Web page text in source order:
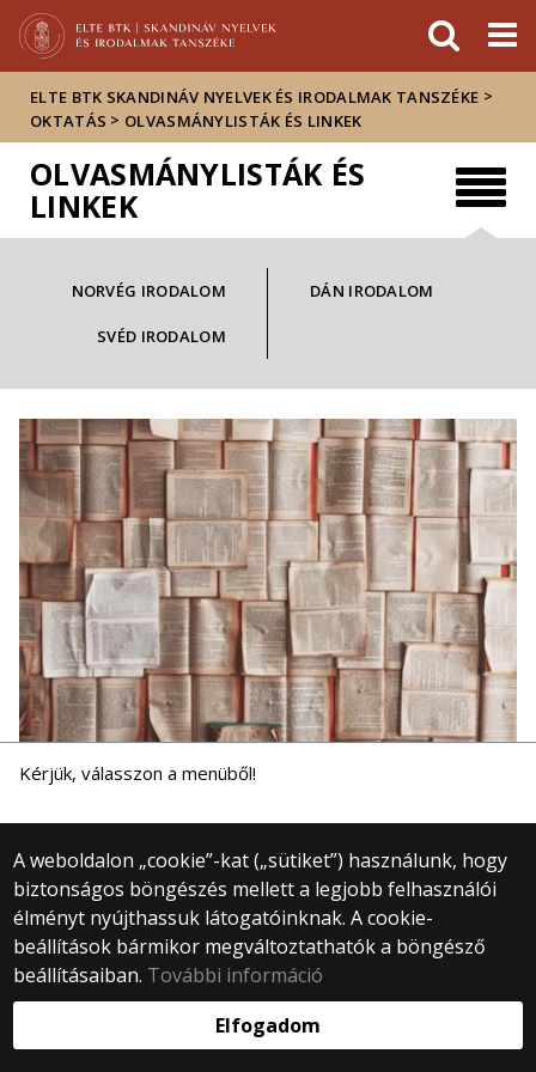
Hírek
Események
ELTE a
sajtóban
ELTE BTK SKANDINÁV NYELVEK ÉS IRODALMAK TANSZÉKE >
OKTATÁS > OLVASMÁNYLISTÁK ÉS LINKEK
OLVASMÁNYLISTÁK ÉS
LINKEK
NORVÉG IRODALOM
SVÉD IRODALOM
DÁN IRODALOM
Kérjük, válasszon a menüből!
A weboldalon „cookie”-kat („sütiket”) használunk, hogy
biztonságos böngészés mellett a legjobb felhasználói
élményt nyújthassuk látogatóinknak. A cookie-
beállítások bármikor megváltoztathatók a böngésző
beállításaiban. További információ
Elfogadom
© 2025 Eötvös Loránd Tudományegyetem
Minden jog fenntartva.
1053 Budapest, Egyetem tér 1–3.
Központi telefonszám: +36 1 411 6500